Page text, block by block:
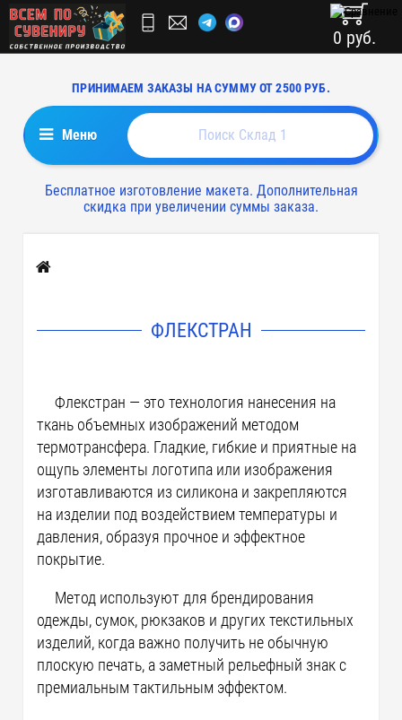
ПРИНИМАЕМ ЗАКАЗЫ НА СУММУ ОТ 2500 РУБ.
0 руб.
Меню
Бесплатное изготовление макета. Дополнительная
скидка при увеличении суммы заказа.
Главная
ФЛЕКСТРАН
Флекстран — это технология нанесения на
ткань объемных изображений методом
термотрансфера. Гладкие, гибкие и приятные на
ощупь элементы логотипа или изображения
изготавливаются из силикона и закрепляются
на изделии под воздействием температуры и
давления, образуя прочное и эффектное
покрытие.
Метод используют для брендирования
одежды, сумок, рюкзаков и других текстильных
изделий, когда важно получить не обычную
плоскую печать, а заметный рельефный знак с
премиальным тактильным эффектом.